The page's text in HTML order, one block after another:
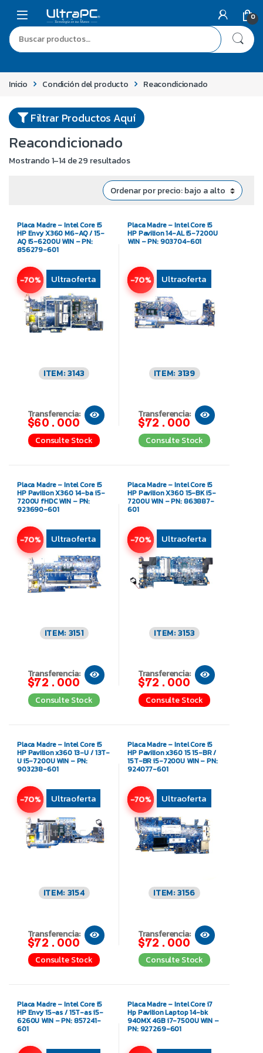
0
Inicio Condición del producto Reacondicionado
Filtrar Productos Aquí
Reacondicionado
Mostrando 1–14 de 29 resultados
Placa Madre – Intel Core i5
HP Envy X360 M6-AQ / 15-
AQ i5-6200U WIN – PN:
856279-601
-70% Ultraoferta
ITEM: 3143
Transferencia:
$60.000
Consulte Stock
Placa Madre – Intel Core i5
HP Pavilion 14-AL i5-7200U
WIN – PN: 903704-601
-70% Ultraoferta
ITEM: 3139
Transferencia:
$72.000
Consulte Stock
Placa Madre – Intel Core i5
HP Pavilion X360 14-ba i5-
7200U fHDC WIN – PN:
923690-601
-70% Ultraoferta
ITEM: 3151
Transferencia:
$72.000
Consulte Stock
Placa Madre – Intel Core i5
HP Pavilion X360 15-BK i5-
7200U WIN – PN: 863887-
601
-70% Ultraoferta
ITEM: 3153
Transferencia:
$72.000
Consulte Stock
Placa Madre – Intel Core i5
HP Pavilion x360 13-U / 13T-
U i5-7200U WIN – PN:
903238-601
-70% Ultraoferta
ITEM: 3154
Transferencia:
$72.000
Consulte Stock
Placa Madre – Intel Core i5
HP Pavilion x360 15 15-BR /
15T-BR i5-7200U WIN – PN:
924077-601
-70% Ultraoferta
ITEM: 3156
Transferencia:
$72.000
Consulte Stock
Placa Madre – Intel Core i5
HP Envy 15-as / 15T-as i5-
6260U WIN – PN: 857241-
601
Placa Madre – Intel Core i7
Hp Pavilion Laptop 14-bk
940MX 4GB i7-7500U WIN –
PN: 927269-601